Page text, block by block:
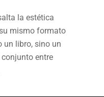
la estética
mismo formato
un libro, sino un
entre